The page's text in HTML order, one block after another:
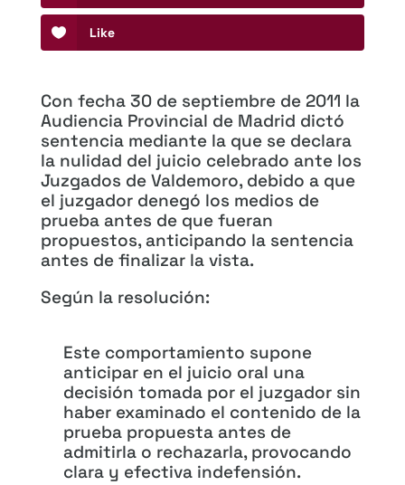
Like
Con fecha 30 de septiembre de 2011 la
Audiencia Provincial de Madrid dictó
sentencia mediante la que se declara
la nulidad del juicio celebrado ante los
Juzgados de Valdemoro, debido a que
el juzgador denegó los medios de
prueba antes de que fueran
propuestos, anticipando la sentencia
antes de finalizar la vista.
Según la resolución:
Este comportamiento supone
anticipar en el juicio oral una
decisión tomada por el juzgador sin
haber examinado el contenido de la
prueba propuesta antes de
admitirla o rechazarla, provocando
clara y efectiva indefensión.